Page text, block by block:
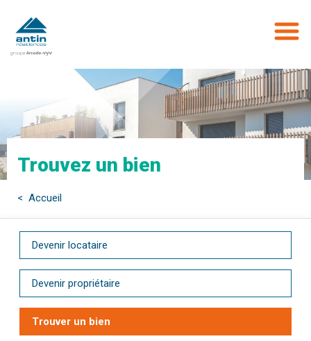
contenu
principal
Trouvez un bien
< Accueil
Devenir locataire
Devenir propriétaire
Trouver un bien